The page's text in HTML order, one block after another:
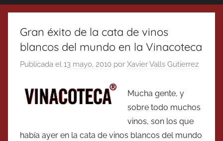
Gran éxito de la cata de vinos
blancos del mundo en la Vinacoteca
Publicada el 13 mayo, 2010 por Xavier Valls Gutierrez
Mucha gente, y
sobre todo muchos
vinos, son los que
había ayer en la cata de vinos blancos del mundo